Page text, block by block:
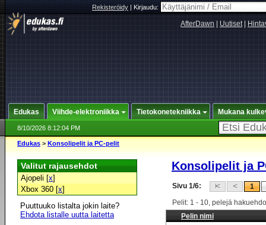
Rekisteröidy|Kirjaudu:
AfterDawn Uutiset|
Edukas Viihde-elektroniikka Tietokonetekniikka Mukana
8/10/2026 8:12:04 PM
Edukas > Konsolipelit ja PC-pelit
Konsolipelit ja
Sivu 1/6:
1
Pelit: 1 - 10, pelejä
Pelin nimi
Valitut rajausehdot
Ajopeli [x]
Xbox 360 [x]
Puuttuuko listalta jokin laite?
Ehdota listalle uutta laitetta